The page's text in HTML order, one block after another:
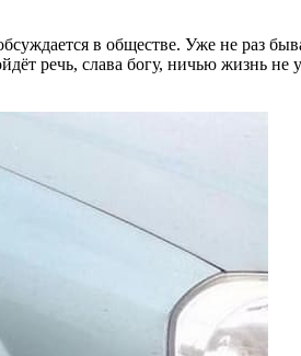
в обществе. Уже не раз
речь, слава богу, ничью жизнь